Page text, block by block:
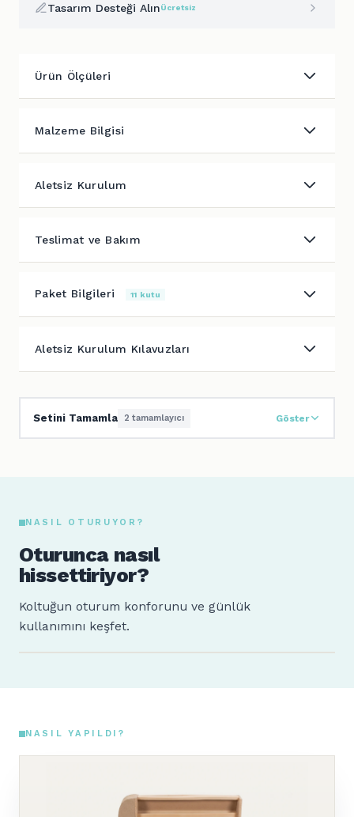
Tasarım Desteği AlınÜcretsiz
Ürün Ölçüleri
Malzeme Bilgisi
Aletsiz Kurulum
Teslimat ve Bakım
Paket Bilgileri 11 kutu
Aletsiz Kurulum Kılavuzları
Setini Tamamla 2 tamamlayıcı Göster
NASIL OTURUYOR?
Oturunca nasıl
hissettiriyor?
Koltuğun oturum konforunu ve günlük
kullanımını keşfet.
160 cm · 64 kg
NASIL YAPILDI?